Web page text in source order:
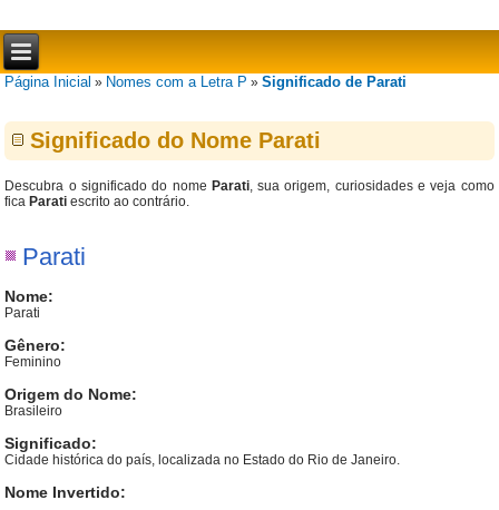
Página Inicial » Nomes com a Letra P »Significado de Parati
Significado do Nome Parati
Descubra o significado do nome Parati, sua origem, curiosidades e veja como
fica Parati escrito ao contrário.
Parati
Nome:
Parati
Gênero:
Feminino
Origem do Nome:
Brasileiro
Significado:
Cidade histórica do país, localizada no Estado do Rio de Janeiro.
Nome Invertido: